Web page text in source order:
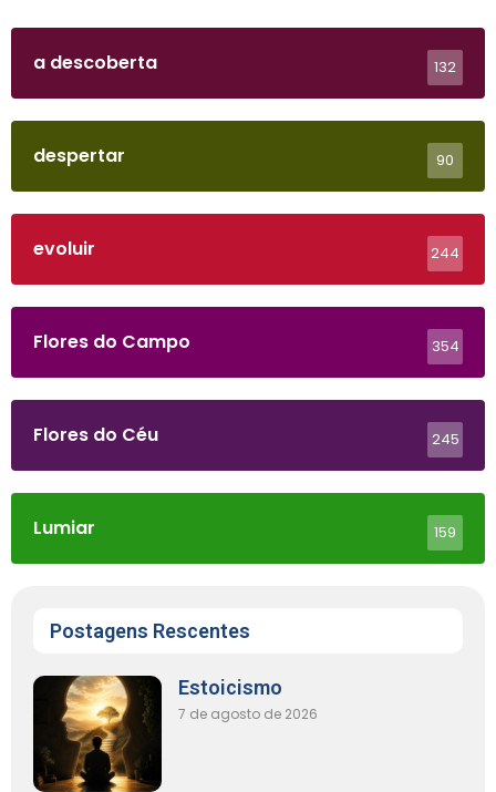
a descoberta 132
despertar 90
evoluir 244
Flores do Campo 354
Flores do Céu 245
Lumiar 159
Postagens Rescentes
Estoicismo
7 de agosto de 2026